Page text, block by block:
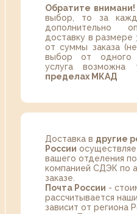
Обратите внимани!
выбор, то за
дополнительно
доставку в размере
от суммы заказа
выбор от одного
услуга возможна
пределах МКАД
Доставка в другие
России
вашего отделения
компанией СДЭК по
заказе.
Почта России -
рассчитывается
зависит от региона